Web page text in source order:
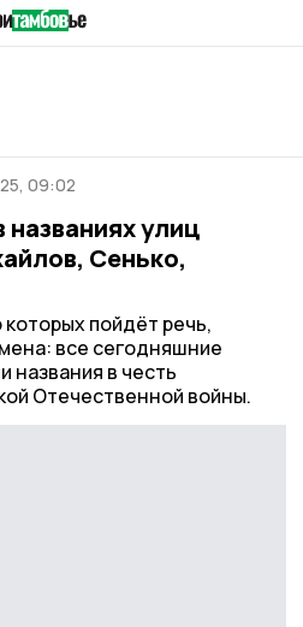
09:02
названиях улиц
Сенько,
пойдёт речь,
все сегодняшние
названия в честь
Отечественной войны.